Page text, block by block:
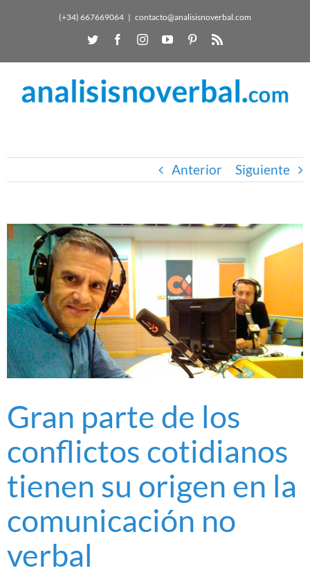
(+34) 667669064 | contacto@analisisnoverbal.com
Anterior Siguiente
Gran parte de los
conflictos cotidianos
tienen su origen en la
comunicación no
verbal